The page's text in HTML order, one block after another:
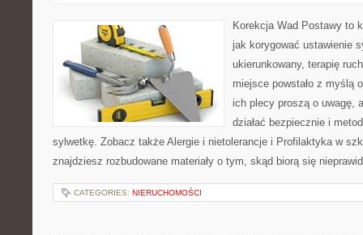
Korekcja Wad Postawy to
jak korygować ustawienie
ukierunkowany, terapię
miejsce powstało z myślą
ich plecy proszą o uwagę,
działać bezpiecznie i
sylwetkę. Zobacz także Alergie i nietolerancje i Profilaktyka w
znajdziesz rozbudowane materiały o tym, skąd biorą się
CATEGORIES: NIERUCHOMOŚCI